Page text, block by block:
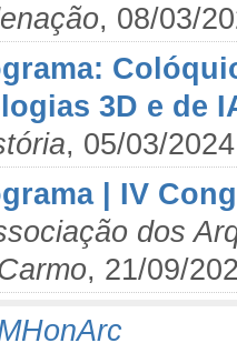
, 08/03/
3D e de
, 05/03/2024
| IV
dos
, 21/09/